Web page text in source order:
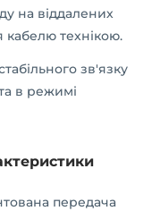
на віддалених
технікою.
зв'язку
в режимі
передача